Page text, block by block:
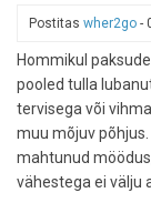
Pranglile
Postitas wher2go -
Hommikul
pooled tulla
tervisega või
muu mõjuv
mahtunud
vähestega ei välju